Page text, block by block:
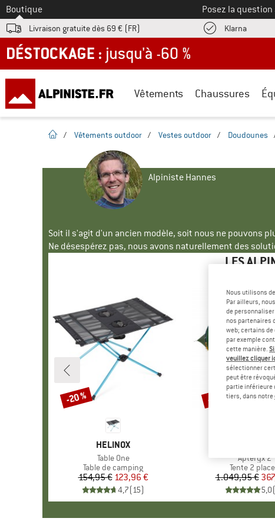
Vers le
Boutique Posez la
Livraison gratuite dès 69 € (FR) KlarnaTrouve
DÉSTOCKAGE : jusqu'à -60 %
Vêtements Chaussures
Page d'accueil
/ Vêtements outdoor / Vestes outdoor / Doudounes
Alpiniste Hannes
Soit il s'agit d'un ancien modèle, soit nous ne pouvons
Ne désespérez pas, nous avons naturellement des
LES
MARQUE
HELINOX
Article
Table One
Product group
Table de camping
Prix
154,95 € Prix réduit
123,96 €
4,7(15)
Remise
-20 %
Article
Apteryx 2
Product
Tente 2
Prix
1.049,95 €Prix
5,0(
Remise
-65 %
Nous utilisons
Par ailleurs,
de
nos partenaires
web; certains
par exemple
cette manière.
veuillez cliquer
sélectionner
peut être
partie inférieure
tiers, dans notre